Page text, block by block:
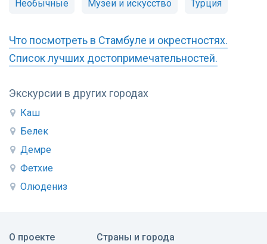
Экскурсии в других городах
Каш
Белек
Демре
Фетхие
Олюдениз
Необычные Музеи и искусство Турция
Что посмотреть в Стамбуле и окрестностях.
Список лучших достопримечательностей.
О проекте
Страны и города